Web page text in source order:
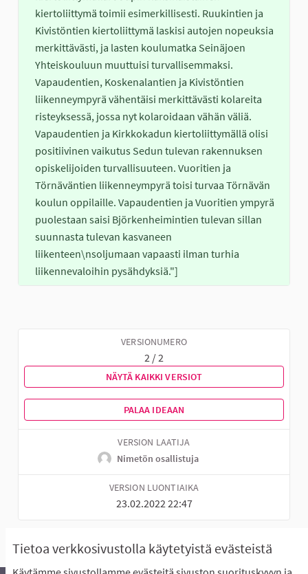
Tietoa verkkosivustolla käytetyistä evästeistä
kiertoliittymä toimii esimerkillisesti. Ruukintien ja
Kivistöntien kiertoliittymä laskisi autojen nopeuksia
merkittävästi, ja lasten koulumatka Seinäjoen
Yhteiskouluun muuttuisi turvallisemmaksi.
Vapaudentien, Koskenalantien ja Kivistöntien
liikenneympyrä vähentäisi merkittävästi kolareita
risteyksessä, jossa nyt kolaroidaan vähän väliä.
Vapaudentien ja Kirkkokadun kiertoliittymällä olisi
positiivinen vaikutus Sedun tulevan rakennuksen
opiskelijoiden turvallisuuteen. Vuoritien ja
Törnäväntien liikenneympyrä toisi turvaa Törnävän
koulun oppilaille. Vapaudentien ja Vuoritien ympyrä
puolestaan saisi Björkenheimintien tulevan sillan
suunnasta tulevan kasvaneen
liikenteen\nsoljumaan vapaasti ilman turhia
liikennevaloihin pysähdyksiä."]
VERSIONUMERO
2 / 2
NÄYTÄ KAIKKI VERSIOT
PALAA IDEAAN
VERSION LAATIJA
Nimetön osallistuja
VERSION LUONTIAIKA
23.02.2022 22:47